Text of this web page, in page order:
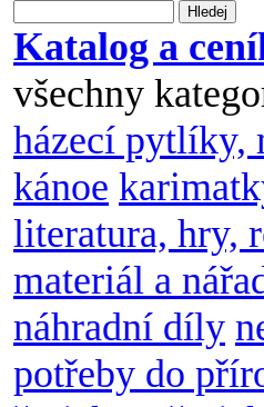
Hledej
Katalog a
všechny
házecí pytlíky,
kánoe
literatura, hry,
materiál a
náhradní díly
potřeby do